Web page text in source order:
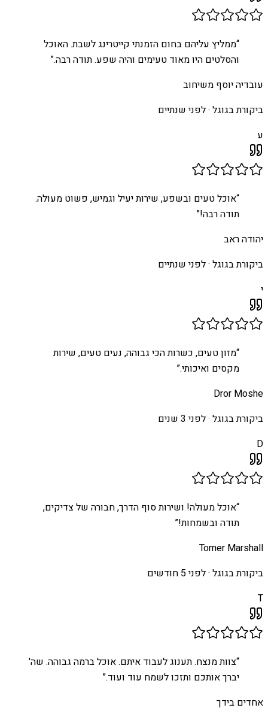
“ממליץ עליהם בחום הזמנתי קייטרינג לשבת. האוכל
והסלטים היו מאוד טעימים והיה שפע. תודה רבה.”
עובדיה יוסף משיחוב
ביקורת בגוגל ·לפני שנתיים
ע
“אוכל טעים ובשפע, שירות יעיל וגמיש, פשוט מעולה.
תודה רבה!”
יהודה ראב
ביקורת בגוגל ·לפני שנתיים
י
“מזון טעים, כשרות הכי גבוהה, נעים טעים, שירות
מקסים ואיכותי.”
Dror Moshe
ביקורת בגוגל ·לפני 3 שנים
D
“אוכל מעולה! ושירות סוף הדרך, חבורה של צדיקים,
תודה ובשמחות!”
Tomer Marshall
ביקורת בגוגל ·לפני 5 חודשים
T
“צוות מנצח. תענוג לעבוד איתם. אוכל ברמה גבוהה. שה'
יברך אותכם ותזכו לשמח עוד ועוד.”
אחדים בידך